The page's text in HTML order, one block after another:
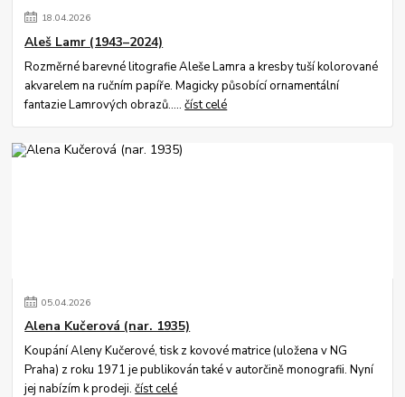
18.04.2026
Aleš Lamr (1943–2024)
Rozměrné barevné litografie Aleše Lamra a kresby tuší kolorované
akvarelem na ručním papíře. Magicky působící ornamentální
fantazie Lamrových obrazů.....číst celé
05.04.2026
Alena Kučerová (nar. 1935)
Koupání Aleny Kučerové, tisk z kovové matrice (uložena v NG
Praha) z roku 1971 je publikován také v autorčině monografii. Nyní
jej nabízím k prodeji.číst celé